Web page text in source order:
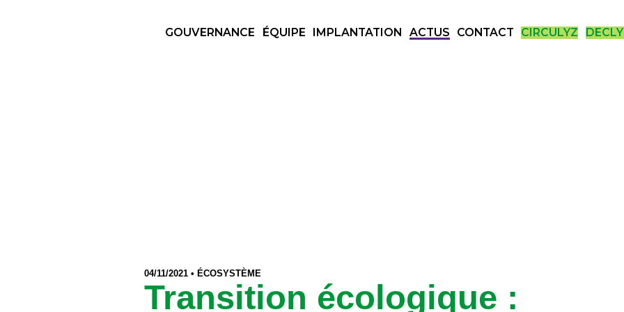
Retourner à la page d'accueil du site Lyon Vallée de la Chimie
GOUVERNANCE ÉQUIPE IMPLANTATION ACTUS CONTACT CIRCULYZ
04/11/2021 • ÉCOSYSTÈME
Transition écologique :